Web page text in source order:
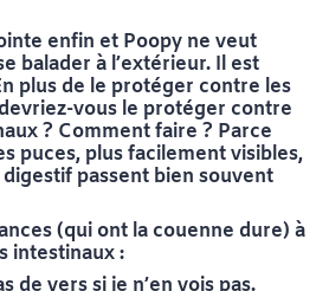
enfin et Poopy ne veut
balader à l’extérieur. Il est
plus de le protéger contre les
vous le protéger contre
? Comment faire ? Parce
puces, plus facilement visibles,
passent bien souvent
(qui ont la couenne dure) à
intestinaux :